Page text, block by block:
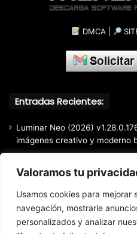
Valoramos tu
Usamos cookies para mejorar
navegación, mostrarle
personalizados y analizar
DMCA
Entradas Recientes:
Luminar Neo (2026)
imágenes creativo y moderno
cambiar el tamaño de
Google Chrome (2026)
EdrawMax (2026)